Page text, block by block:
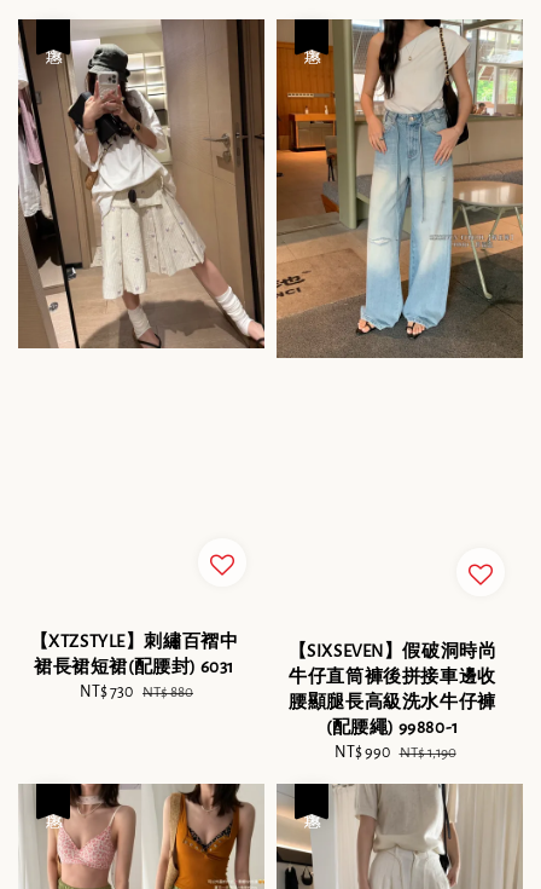
【XTZSTYLE】刺繡百褶中
裙長裙短裙(配腰封) 6031
Sale
NT$ 730 Regular
NT$ 880
【SIXSEVEN】假破洞時尚
牛仔直筒褲後拼接車邊收
腰顯腿長高級洗水牛仔褲
(配腰繩) 99880-1
Sale
NT$ 990 Regular
NT$ 1,190